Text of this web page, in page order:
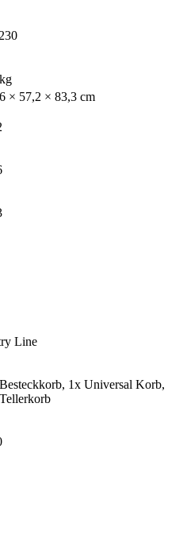
× 57,2 × 83,3 cm
Line
1x Universal Korb,